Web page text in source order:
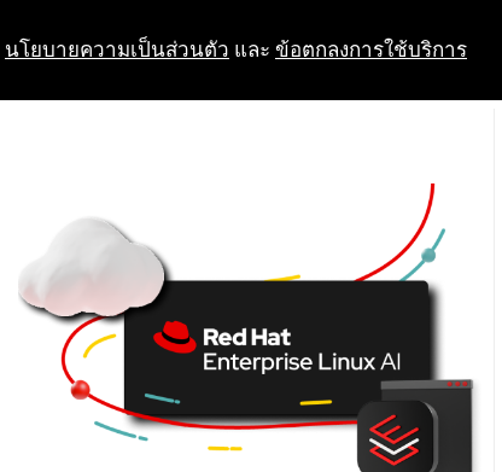
นโยบายความเป็นส่วนตัว และ ข้อตกลงการใช้บริการ